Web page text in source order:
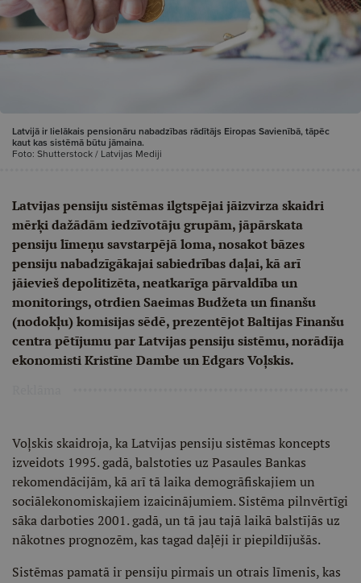
Latvijā ir lielākais pensionāru nabadzības rādītājs Eiropas Savienībā, tāpēc
kaut kas sistēmā būtu jāmaina.
Foto: Shutterstock / Latvijas Mediji
Latvijas pensiju sistēmas ilgtspējai jāizvirza skaidri
mērķi dažādām iedzīvotāju grupām, jāpārskata
pensiju līmeņu savstarpējā loma, nosakot bāzes
pensiju nabadzīgākajai sabiedrības daļai, kā arī
jāievieš depolitizēta, neatkarīga pārvaldība un
monitorings, otrdien Saeimas Budžeta un finanšu
(nodokļu) komisijas sēdē, prezentējot Baltijas Finanšu
centra pētījumu par Latvijas pensiju sistēmu, norādīja
ekonomisti Kristīne Dambe un Edgars Voļskis.
Voļskis skaidroja, ka Latvijas pensiju sistēmas koncepts
izveidots 1995. gadā, balstoties uz Pasaules Bankas
rekomendācijām, kā arī tā laika demogrāfiskajiem un
sociālekonomiskajiem izaicinājumiem. Sistēma pilnvērtīgi
sāka darboties 2001. gadā, un tā jau tajā laikā balstījās uz
nākotnes prognozēm, kas tagad daļēji ir piepildījušās.
Sistēmas pamatā ir pensiju pirmais un otrais līmenis, kas